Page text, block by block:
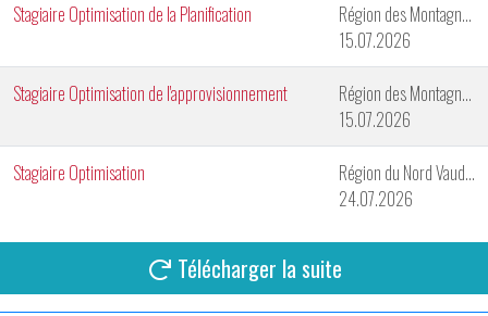
Stagiaire Optimisation de la Planification
Région des Montagnes Neuchâteloises
15.07.2026
Stagiaire Optimisation de l'approvisionnement
Région des Montagnes Neuchâteloises
15.07.2026
Stagiaire Optimisation
Région du Nord Vaudois
24.07.2026
Télécharger la suite